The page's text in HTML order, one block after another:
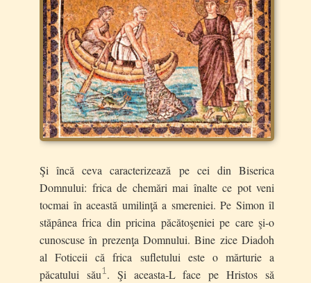
Şi încă ceva caracterizează pe cei din Biserica
Domnului: frica de chemări mai înalte ce pot veni
tocmai în această umilinţă a smereniei. Pe Simon îl
stăpânea frica din pricina păcătoşeniei pe care şi-o
cunoscuse în prezenţa Domnului. Bine zice Diadoh
al Foticeii că frica sufletului este o mărturie a
păcatului său1. Şi aceasta-L face pe Hristos să